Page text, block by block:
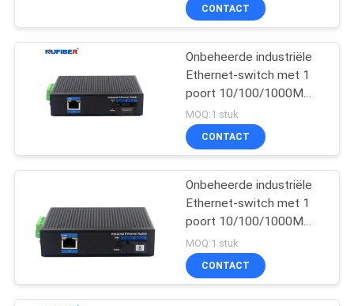
OM
CITAAT
CONTACT
Onbeheerde industriële
Ethernet-switch met 1
poort 10/100/1000M
RJ45 en 1 poort
1000Mbps SC-vezel
voor netwerkcamera en
MOQ:1 stuk
CONTACT
Onbeheerde industriële
Ethernet-switch met 1
poort 10/100/1000M
RJ45 en 1 poort
1000Mbps SC-vezel
voor netwerkcamera en
MOQ:1 stuk
CONTACT